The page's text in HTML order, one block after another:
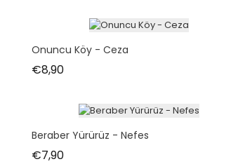
Onuncu Köy - Ceza
€8,90Fiyat
Beraber Yürürüz - Nefes
€7,90Fiyat